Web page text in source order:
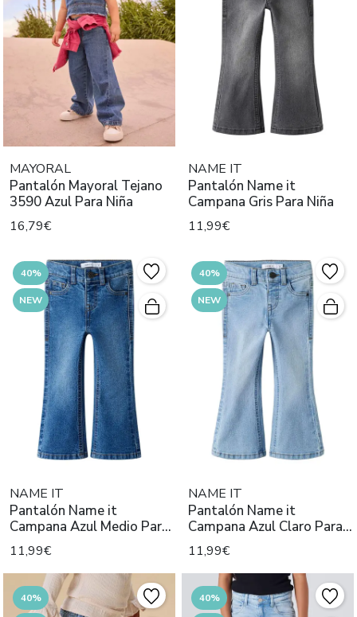
MAYORAL
Pantalón Mayoral Tejano
3590 Azul Para Niña
16,79€
NAME IT
Pantalón Name it
Campana Gris Para Niña
11,99€
40%
NEW
NAME IT
Pantalón Name it
Campana Azul Medio Para
Niña
11,99€
40%
NEW
NAME IT
Pantalón Name it
Campana Azul Claro Para
Niña
11,99€
40% 40%